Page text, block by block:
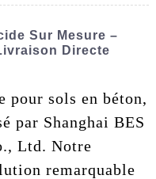
Sur Mesure –
Directe
pour sols en béton,
par Shanghai BES
Ltd. Notre
remarquable